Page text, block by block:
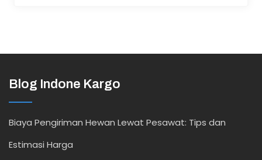
Blog Indone Kargo
Biaya Pengiriman Hewan Lewat Pesawat: Tips dan
Estimasi Harga